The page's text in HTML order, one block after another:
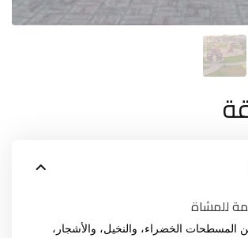
للمشاة
المسطحات الخضراء، والنخيل، والأشجار،